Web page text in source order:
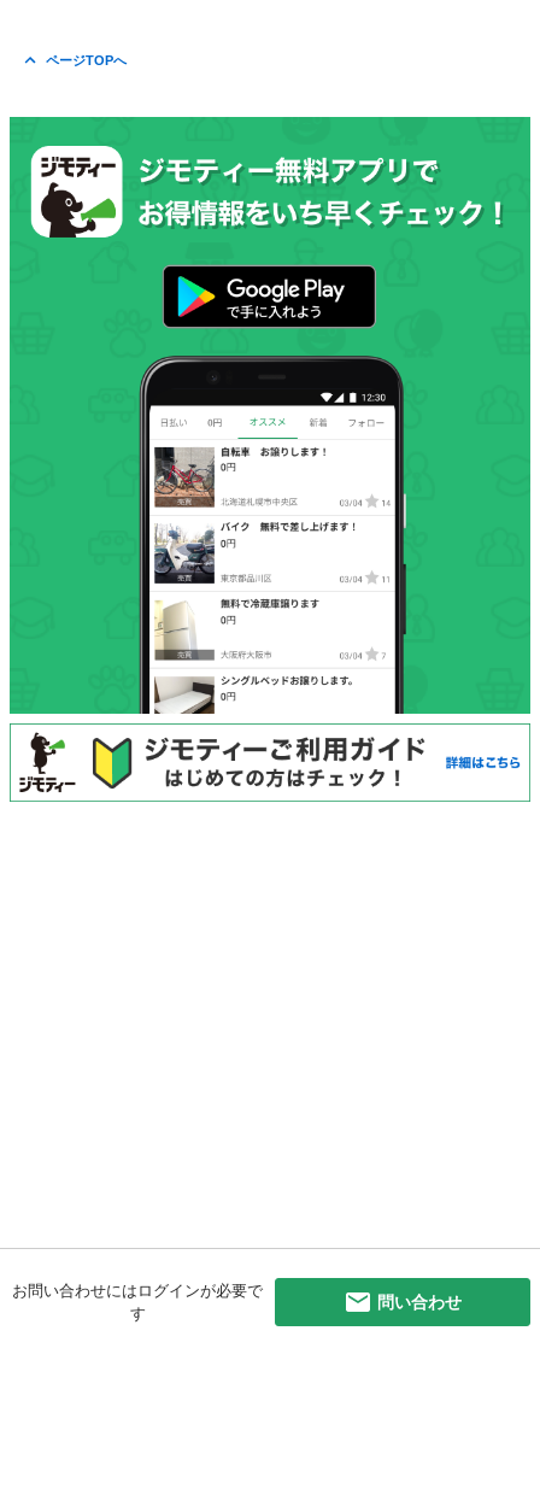
お問い合わせにはログインが必要で
す
問い合わせ
ページTOPへ